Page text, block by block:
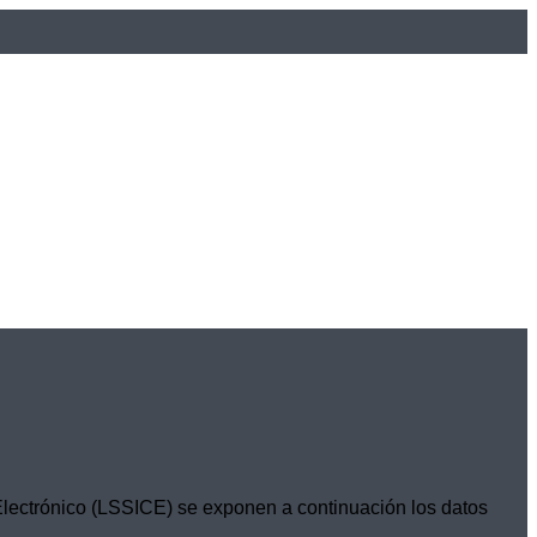
(LSSICE) se exponen a continuación los datos